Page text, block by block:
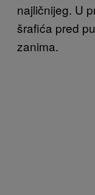
najličnijeg. U
šrafića pred
zanima.